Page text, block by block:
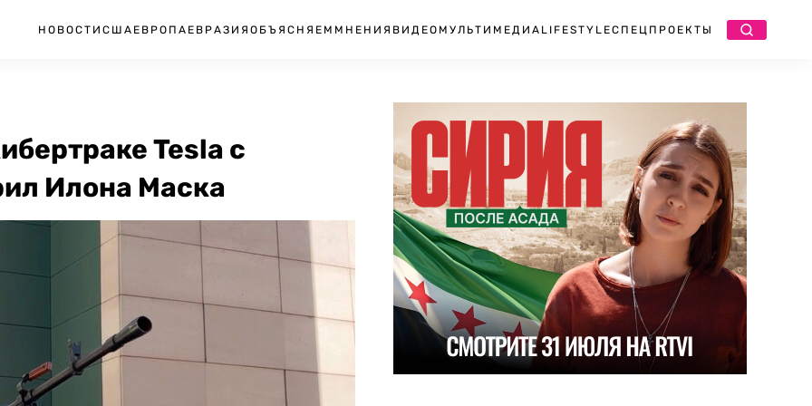
НОВОСТИ США ЕВРОПА ЕВРАЗИЯ ОБЪЯСНЯЕМ МНЕНИЯ ВИДЕО МУЛЬТИМЕДИА LIFESTYLEСПЕЦПРОЕКТЫ
Tesla с
Илона Маска